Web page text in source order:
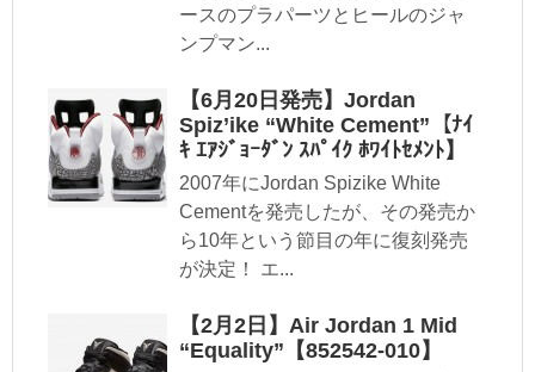
ースのプラパーツとヒールのジャ
ンプマン...
【6月20日発売】Jordan
Spiz’ike “White Cement”【ﾅｲ
ｷ ｴｱｼﾞｮｰﾀﾞﾝ ｽﾊﾟｲｸ ﾎﾜｲﾄｾﾒﾝﾄ】
2007年にJordan Spizike White
Cementを発売したが、その発売か
ら10年という節目の年に復刻発売
が決定！ エ...
【2月2日】Air Jordan 1 Mid
“Equality”【852542-010】